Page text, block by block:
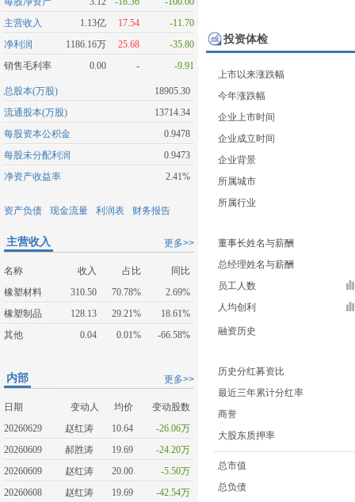
主营收入
1.13亿 17.54
-11.70
净利润
1186.16万 25.68
-35.80
销售毛利率
0.00 - -9.91
总股本(万股)
18905.30
流通股本(万股)
13714.34
每股资本公积金
0.9478
每股未分配利润
0.9473
净资产收益率
2.41%
资产负债 现金流量 利润表 财务报告
更多>>
主营收入
名称 收入 占比
同比
橡塑材料
310.50 70.78%
2.69%
橡塑制品
128.13 29.21%
18.61%
其他
0.04 0.01% -66.58%
更多>>
内部
日期 变动人 均价
变动股数
20260629
赵红涛 10.64
-26.06万
20260609
郝胜涛 19.69
-24.20万
20260609
赵红涛 20.00
-5.50万
20260608
赵红涛 19.69
-42.54万
投资体检
上市以来涨跌幅
今年涨跌幅
企业上市时间
企业成立时间
企业背景
所属城市
所属行业
董事长姓名与薪酬
总经理姓名与薪酬
员工人数
人均创利
融资历史
历史分红募资比
最近三年累计分红率
商誉
大股东质押率
总市值
总负债